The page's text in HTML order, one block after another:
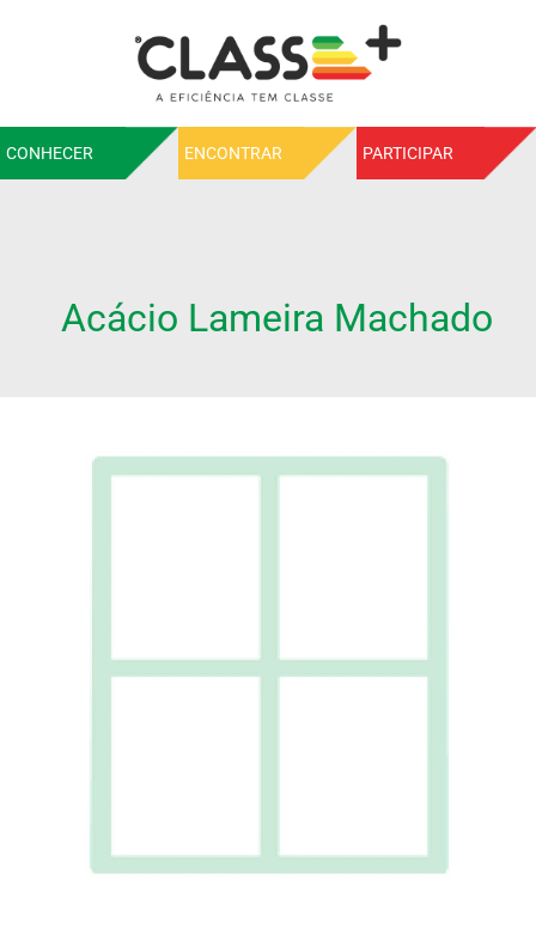
CONHECER ENCONTRAR PARTICIPAR
Acácio Lameira Machado